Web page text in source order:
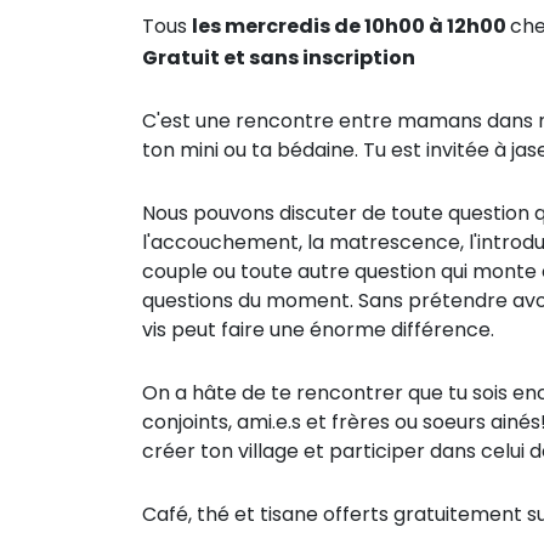
Tous les mercredis de 10h00 à 12h00
Gratuit et sans inscription
C'est une rencontre entre mamans
ton mini ou ta bédaine. Tu est invitée à
Nous pouvons discuter de toute
l'accouchement, la matrescence,
couple ou toute autre question qui monte
questions du moment. Sans prétendre
vis peut faire une énorme différence.
On a hâte de te rencontrer que tu sois
conjoints, ami.e.s et frères ou soeurs
créer ton village et participer dans celui
Café, thé et tisane offerts gratuitement